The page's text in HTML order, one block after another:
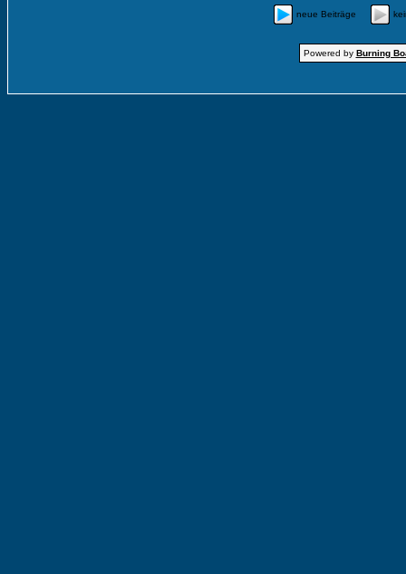
neue Beiträge
Powered by Burning